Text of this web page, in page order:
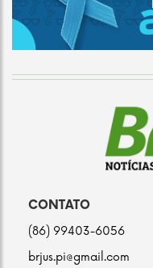
CONTATO
(86) 99403-6056
brjus.pi@gmail.com